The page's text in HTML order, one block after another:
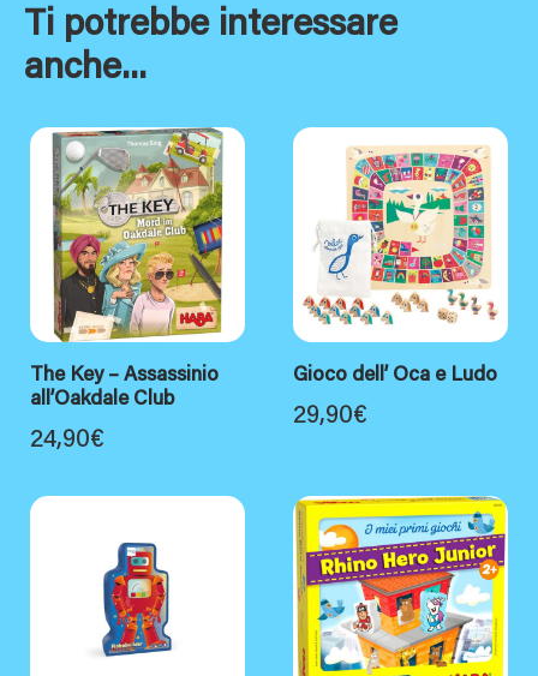
Ti potrebbe interessare
anche...
The Key – Assassinio
all’Oakdale Club
24,90€
Gioco dell’ Oca e Ludo
29,90€